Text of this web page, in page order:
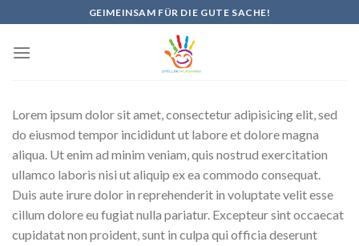
to
content
GEIMEINSAM FÜR DIE GUTE SACHE!
Lorem ipsum dolor sit amet, consectetur adipisicing elit, sed
do eiusmod tempor incididunt ut labore et dolore magna
aliqua. Ut enim ad minim veniam, quis nostrud exercitation
ullamco laboris nisi ut aliquip ex ea commodo consequat.
Duis aute irure dolor in reprehenderit in voluptate velit esse
cillum dolore eu fugiat nulla pariatur. Excepteur sint occaecat
cupidatat non proident, sunt in culpa qui officia deserunt